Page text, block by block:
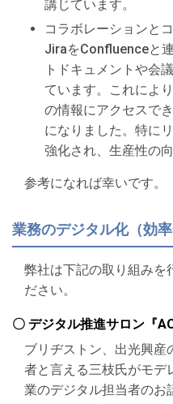
講じています。
コラボレーションと
JiraをConfluenceと
トドキュメントや会
ています。これによ
の情報にアクセスで
になりました。特に
強化され、生産性の
参考になれば幸いです。
業務のデジタル化（効
弊社は下記の取り組みを
ださい。
〇 デジタル推進サロン『
ブリヂストン、出光興産
者と言える三枝氏がモデ
業のデジタル担当者のお